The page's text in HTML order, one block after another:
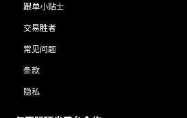
跟单小贴士
交易胜者
常见问题
条款
隐私